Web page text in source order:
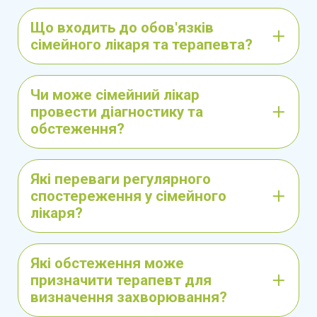
першими діагностами, що аналізують
широкий спектр симптомів для точного
визначення подальших кроків лікування. Їх
робота передбачає знання в багатьох
медичних галузях, що робить їх невід'ємною
ланкою в медичній допомозі.
Сімейний лікар може працювати як із
дорослими, так і з дітьми, а також
обслуговувати всю сім'ю, що дозволяє
спостерігати за здоров'ям кількох поколінь і
враховувати генетичну схильність до певних
захворювань. Цей підхід забезпечує більш
точний та індивідуалізований підхід до
лікування і профілактики.
Що входить до обов'язків
сімейного лікаря та терапевта?
Чи може сімейний лікар
провести діагностику та
обстеження?
Які переваги регулярного
спостереження у сімейного
лікаря?
Які обстеження може
призначити терапевт для
визначення захворювання?